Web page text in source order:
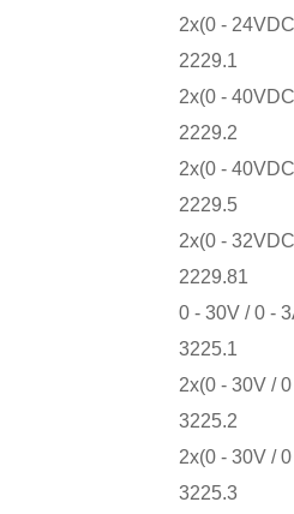
2x(0 -
2229.1
2x(0 -
2229.2
2x(0 -
2229.5
2x(0 -
2229.81
0 - 30V / 0 -
3225.1
2x(0 - 30V /
3225.2
2x(0 - 30V /
3225.3